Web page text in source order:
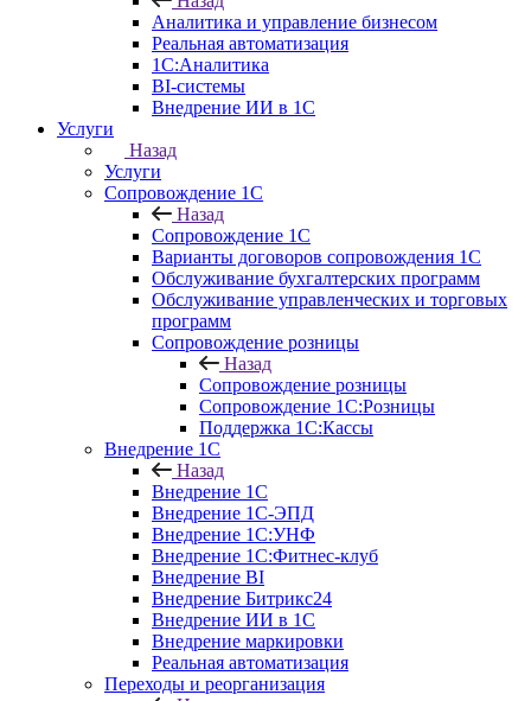
Аналитика и управление бизнесом
Реальная автоматизация
1С:Аналитика
BI-системы
Внедрение ИИ в 1С
Услуги
Назад
Услуги
Сопровождение 1С
Назад
Сопровождение 1С
Варианты договоров сопровождения 1С
Обслуживание бухгалтерских программ
Обслуживание управленческих и торговых
программ
Сопровождение розницы
Назад
Сопровождение розницы
Сопровождение 1С:Розницы
Поддержка 1С:Кассы
Внедрение 1С
Назад
Внедрение 1С
Внедрение 1С-ЭПД
Внедрение 1С:УНФ
Внедрение 1С:Фитнес-клуб
Внедрение BI
Внедрение Битрикс24
Внедрение ИИ в 1С
Внедрение маркировки
Реальная автоматизация
Переходы и реорганизация